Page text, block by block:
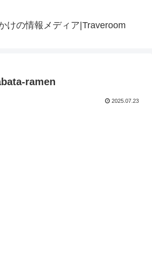
けの情報メディア|Traveroom
ramen
2025.07.23